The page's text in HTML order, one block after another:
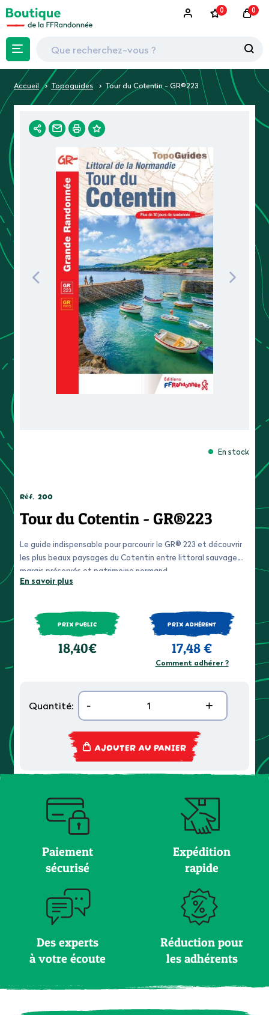
0 0
Accueil Topoguides Tour du Cotentin - GR®223
En stock
Réf. 200
Tour du Cotentin - GR®223
Le guide indispensable pour parcourir le GR® 223 et découvrir
les plus beaux paysages du Cotentin entre littoral sauvage,
marais préservés et patrimoine normand.
En savoir plus
PRIX PUBLIC
18,40€
PRIX ADHÉRENT
17,48 €
Comment adhérer ?
Quantité: - +
AJOUTER AU PANIER
Paiement
sécurisé
Expédition
rapide
Des experts
à votre écoute
Réduction pour
les adhérents